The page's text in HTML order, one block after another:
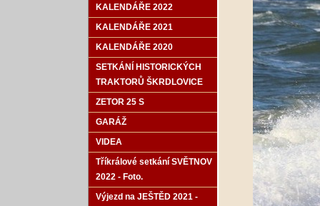
KALENDÁŘE 2022
KALENDÁŘE 2021
KALENDÁŘE 2020
SETKÁNÍ HISTORICKÝCH
TRAKTORŮ ŠKRDLOVICE
ZETOR 25 S
GARÁŽ
VIDEA
Tříkrálové setkání SVĚTNOV
2022 - Foto.
Výjezd na JEŠTĚD 2021 -